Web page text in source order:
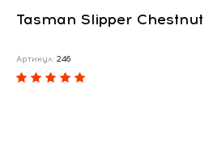
Tasman Slipper Chestnut
Артикул: 246